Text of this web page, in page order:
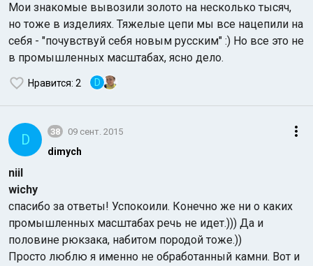
Мои знакомые вывозили золото на несколько тысяч,
но тоже в изделиях. Тяжелые цепи мы все нацепили на
себя - "почувствуй себя новым русским" :) Но все это не
в промышленных масштабах, ясно дело.
Нравится: 2 D
D 38 09 сент. 2015
dimych
niil
wichy
спасибо за ответы! Успокоили. Конечно же ни о каких
промышленных масштабах речь не идет.))) Да и
половине рюкзака, набитом породой тоже.))
Просто люблю я именно не обработанный камни. Вот и